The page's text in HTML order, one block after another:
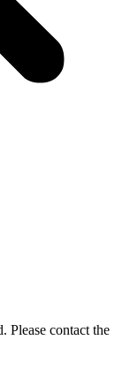
Please contact the